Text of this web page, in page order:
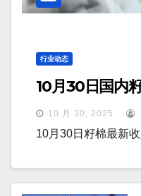
行业动态
10月30日国内
10 月 30, 2025
10月30日籽棉最新